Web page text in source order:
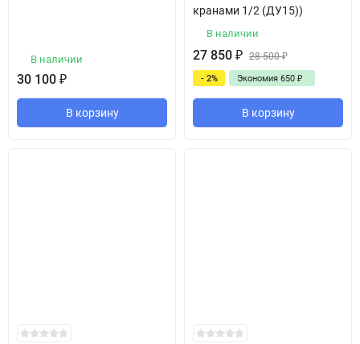
В наличии
30 100 ₽
В корзину
кранами 1/2 (ДУ15))
В наличии
27 850 ₽ 28 500₽
- 2% Экономия 650 ₽
В корзину